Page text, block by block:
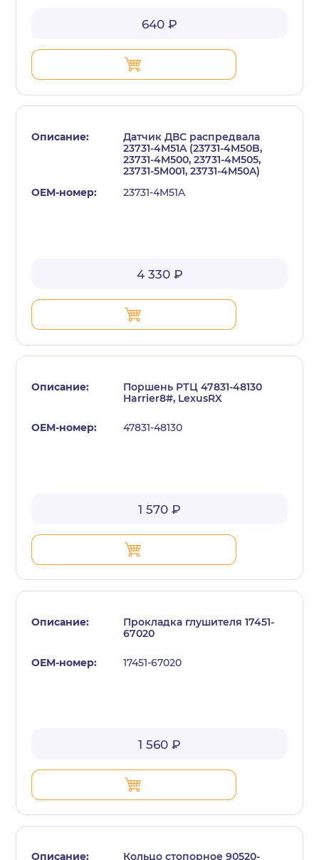
640 ₽
Датчик ДВС распредвала
23731-4M51A (23731-4M50B,
23731-4M500, 23731-4M505,
23731-5M001, 23731-4M50A)
23731-4M51A
4 330 ₽
Поршень РТЦ 47831-48130
Harrier8#, LexusRX
47831-48130
1 570 ₽
Прокладка глушителя 17451-
67020
17451-67020
1 560 ₽
Кольцо стопорное 90520-